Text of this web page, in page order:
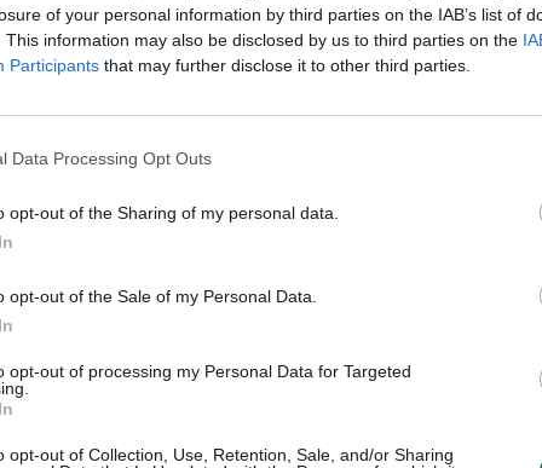
of your personal information by third parties on the IAB’s list of
This information may also be disclosed by us to third parties on the
Participants that may further disclose it to other third parties.
Data Processing Opt Outs
opt-out of the Sharing of my personal data.
opt-out of the Sale of my Personal Data.
opt-out of processing my Personal Data for Targeted
opt-out of Collection, Use, Retention, Sale, and/or Sharing
liko
Plinta audros vaizdai iš visos Lietuvos:
Žinios Orai
00:00:57
Sinoptikai atsakė, kokiais orais užbaigsime
Žinios | Orai